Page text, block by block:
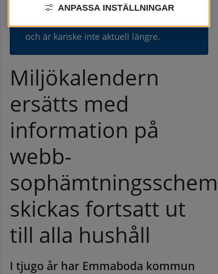
Den här nyheten publicerades 17
november 2021
och är kanske inte aktuell längre.
⚠
Miljökalendern
ersätts med
information på
webb-
skickas fortsatt ut
till alla hushåll
I tjugo år har Emmaboda kommun
ANPASSA INSTÄLLNINGAR